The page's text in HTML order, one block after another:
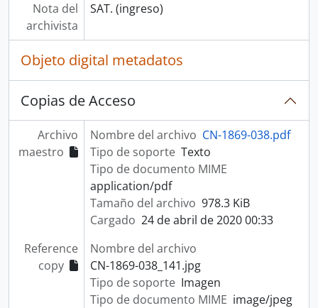
Nota del
archivista
SAT. (ingreso)
Objeto digital metadatos
Copias de Acceso
Archivo
maestro
Nombre del archivo CN-1869-038.pdf
Tipo de soporte Texto
Tipo de documento MIME
application/pdf
Tamaño del archivo 978.3 KiB
Cargado 24 de abril de 2020 00:33
Reference
copy
Nombre del archivo
CN-1869-038_141.jpg
Tipo de soporte Imagen
Tipo de documento MIME image/jpeg